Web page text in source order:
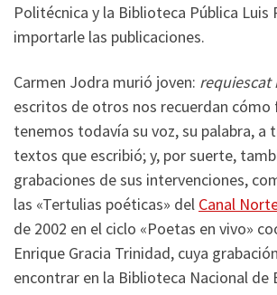
Politécnica y la Biblioteca Pública Luis
importarle las publicaciones.
Carmen Jodra murió joven: requiescat
escritos de otros nos recuerdan cómo
tenemos todavía su voz, su palabra, a
textos que escribió; y, por suerte,
grabaciones de sus intervenciones,
las «Tertulias poéticas» del Canal
de 2002 en el ciclo «Poetas en vivo»
Enrique Gracia Trinidad, cuya
encontrar en la Biblioteca Nacional de